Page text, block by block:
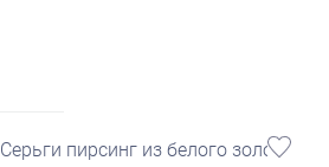
Серьги пирсинг из белого золота